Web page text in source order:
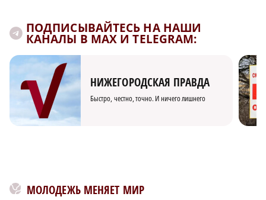
ПОДПИСЫВАЙТЕСЬ НА НАШИ
КАНАЛЫ В MAX И TELEGRAM:
НИЖЕГОРОДСКАЯ ПРАВДА
Быстро, честно, точно. И ничего лишнего
МОЛОДЕЖЬ МЕНЯЕТ МИР